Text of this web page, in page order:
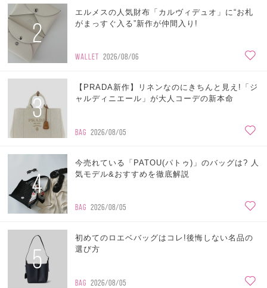
2
エルメスの人気財布「カルヴィデュオ」に“お札
がまっすぐ入る”新作が仲間入り!
WALLET 2026/08/06
3
【PRADA新作】リネンなのにきちんと見え!「ジ
ャルディニエール」が大人コーデの新本命
BAG 2026/08/05
4
今売れている「PATOU(パトゥ)」のバッグは? 人
気モデル&おすすめを徹底解説
BAG 2026/08/05
5
初めてのロエベバッグはコレ!後悔しない名品の
選び方
BAG 2026/08/05